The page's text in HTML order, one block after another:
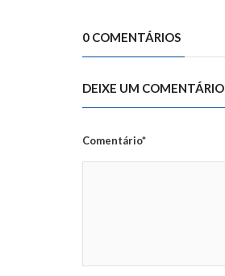
0 COMENTÁRIOS
DEIXE UM COMENTÁRIO
Comentário*